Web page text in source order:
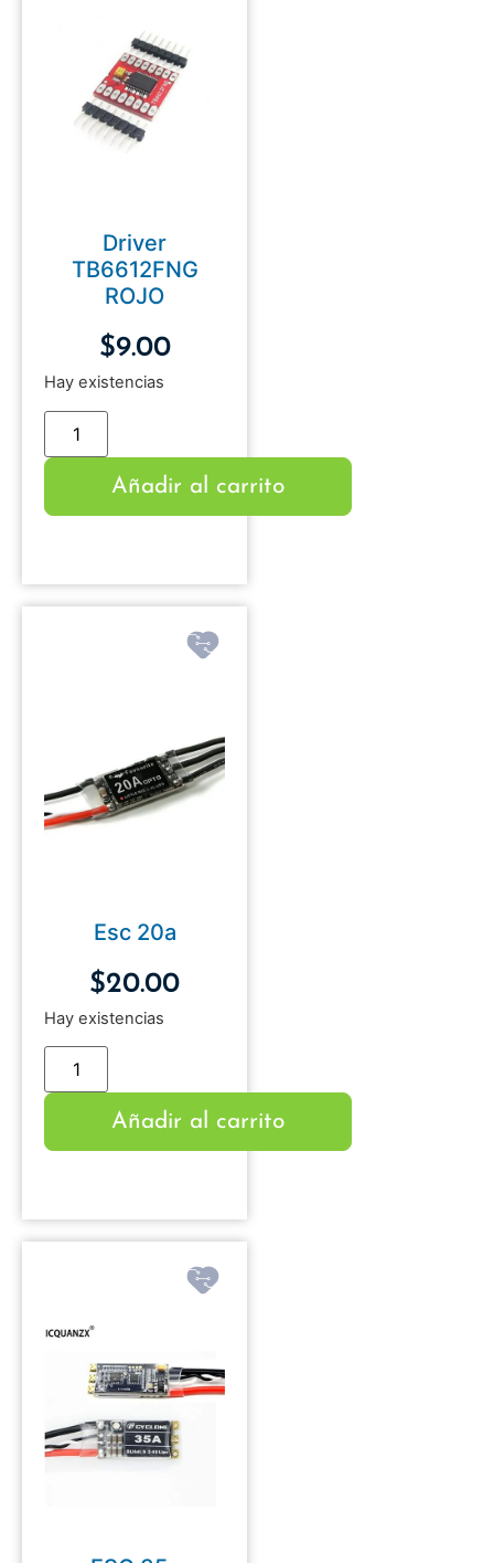
Driver
TB6612FNG
ROJO
$9.00
Hay existencias
Añadir al carrito
Esc 20a
$20.00
Hay existencias
Añadir al carrito